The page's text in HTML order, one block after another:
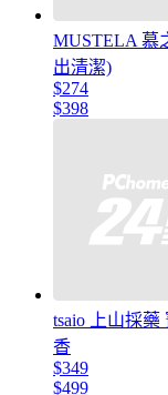
MUSTELA 慕
出清潔)
$274
$398
tsaio 上山採
香
$349
$499